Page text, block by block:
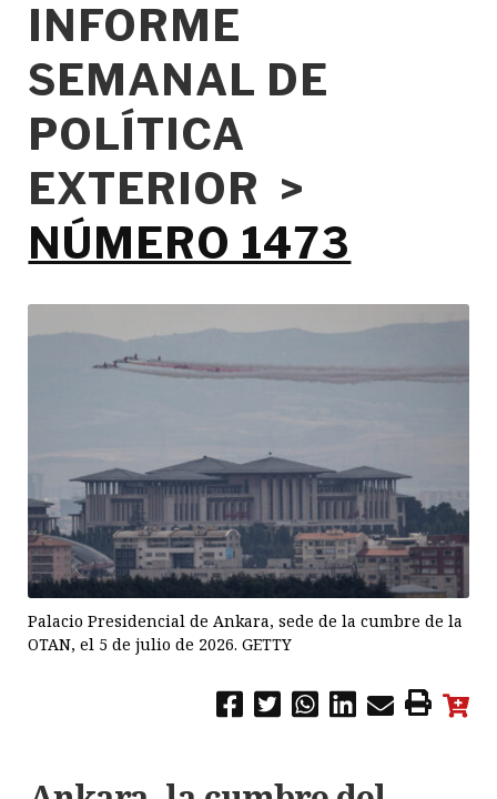
INFORME
SEMANAL DE
POLÍTICA
EXTERIOR >
NÚMERO 1473
Palacio Presidencial de Ankara, sede de la cumbre de la
OTAN, el 5 de julio de 2026. GETTY